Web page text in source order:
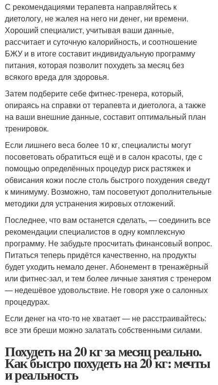
С рекомендациями терапевта направляйтесь к
диетологу, не жалея на него ни денег, ни времени.
Хороший специалист, учитывая ваши данные,
рассчитает и суточную калорийность, и соотношение
БЖУ и в итоге составит индивидуальную программу
питания, которая позволит похудеть за месяц без
всякого вреда для здоровья.
Затем подберите себе фитнес-тренера, который,
опираясь на справки от терапевта и диетолога, а также
на ваши внешние данные, составит оптимальный план
тренировок.
Если лишнего веса более 10 кг, специалисты могут
посоветовать обратиться ещё и в салон красоты, где с
помощью определённых процедур риск растяжек и
обвисания кожи после столь быстрого похудения сведут
к минимуму. Возможно, там посоветуют дополнительные
методики для устранения жировых отложений.
Последнее, что вам останется сделать, — соединить все
рекомендации специалистов в одну комплексную
программу. Не забудьте просчитать финансовый вопрос.
Питаться теперь придётся качественно, на продукты
будет уходить немало денег. Абонемент в тренажёрный
или фитнес-зал, и тем более личные занятия с тренером
— недешёвое удовольствие. Не говоря уже о салонных
процедурах.
Если денег на что-то не хватает — не расстраивайтесь:
все эти бреши можно залатать собственными силами.
Похудеть на 20 кг за месяц реально.
Как быстро похудеть на 20 кг: мечты
и реальность